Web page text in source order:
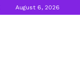
August 6, 2026